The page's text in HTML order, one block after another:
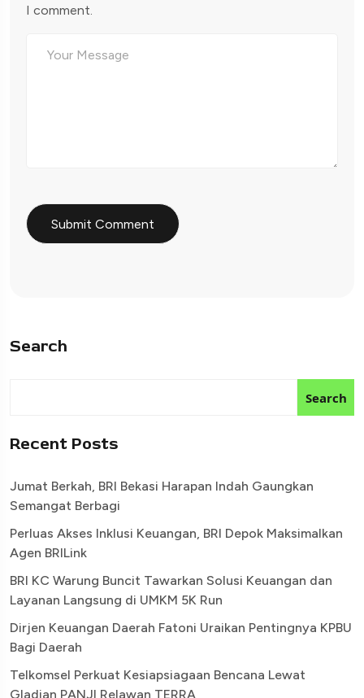
I comment.
Search
Search
Recent Posts
Jumat Berkah, BRI Bekasi Harapan Indah Gaungkan
Semangat Berbagi
Perluas Akses Inklusi Keuangan, BRI Depok Maksimalkan
Agen BRILink
BRI KC Warung Buncit Tawarkan Solusi Keuangan dan
Layanan Langsung di UMKM 5K Run
Dirjen Keuangan Daerah Fatoni Uraikan Pentingnya KPBU
Bagi Daerah
Telkomsel Perkuat Kesiapsiagaan Bencana Lewat
Gladian PANJI Relawan TERRA